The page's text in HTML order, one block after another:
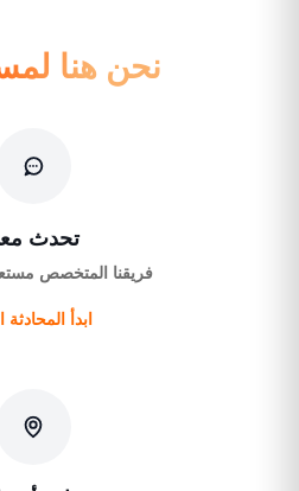
نحن هنا
تحدث
فريقنا المتخصص
ابدأ المحادثة